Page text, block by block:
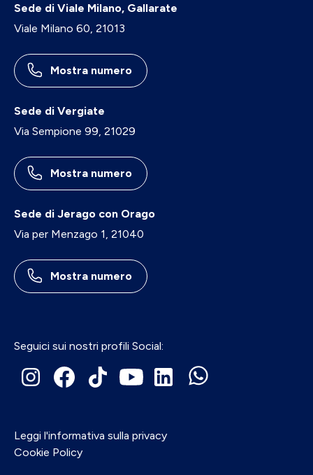
Sede di Viale Milano, Gallarate
Viale Milano 60, 21013
Mostra numero
Sede di Vergiate
Via Sempione 99, 21029
Mostra numero
Sede di Jerago con Orago
Via per Menzago 1, 21040
Mostra numero
Seguici sui nostri profili Social:
Leggi l'informativa sulla privacy
Cookie Policy